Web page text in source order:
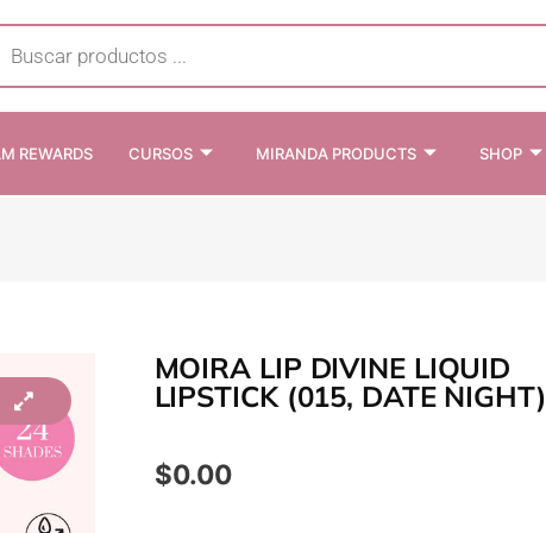
REWARDS CURSOS MIRANDA PRODUCTS SHOP
MOIRA LIP DIVINE LIQUID
LIPSTICK (015, DATE NIGHT)
$0.00